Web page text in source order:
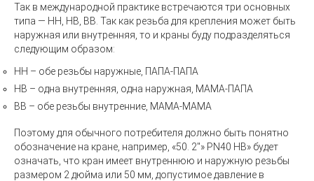
Так в международной практике встречаются три основных
типа — НН, НВ, ВВ. Так как резьба для крепления может быть
наружная или внутренняя, то и краны буду подразделяться
следующим образом:
НН – обе резьбы наружные, ПАПА-ПАПА
НВ – одна внутренняя, одна наружная, МАМА-ПАПА
ВВ – обе резьбы внутренние, МАМА-МАМА
Поэтому для обычного потребителя должно быть понятно
обозначение на кране, например, «50. 2"» PN40 НВ» будет
означать, что кран имеет внутреннюю и наружную резьбы
размером 2 дюйма или 50 мм, допустимое давление в